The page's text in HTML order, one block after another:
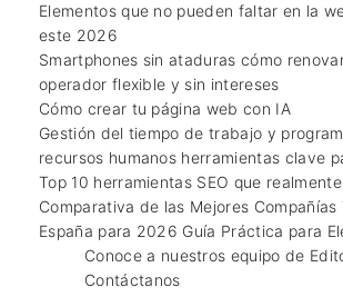
Elementos que no pueden faltar en la
este 2026
Smartphones sin ataduras cómo
operador flexible y sin intereses
Cómo crear tu página web con IA
Gestión del tiempo de trabajo y
recursos humanos herramientas clave
Top 10 herramientas SEO que
Comparativa de las Mejores Compañías
España para 2026 Guía Práctica para
Conoce a nuestros equipo de
Contáctanos